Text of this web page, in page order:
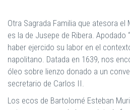
Otra Sagrada Familia que atesora el
es la de Jusepe de Ribera. Apodado
haber ejercido su labor en el
napolitano. Datada en 1639, nos
óleo sobre lienzo donado a un
secretario de Carlos II.
Los ecos de Bartolomé Esteban